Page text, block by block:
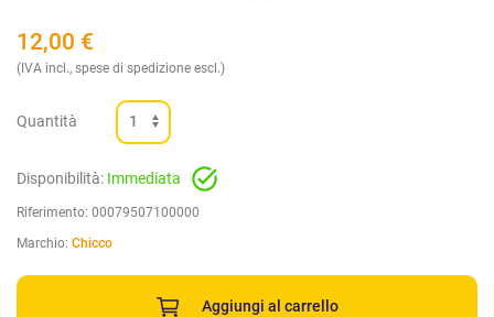
12,00 €
(IVA incl., spese di spedizione escl.)
Quantità
Disponibilità: Immediata
Riferimento: 00079507100000
Marchio: Chicco
Aggiungi al carrello